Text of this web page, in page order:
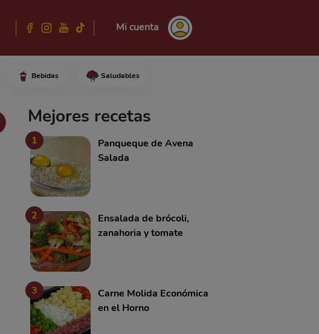
Mi cuenta
Bebidas Saludables
atraviesa cada mitad con 8
Mejores recetas
1
Panqueque de Avena
Salada
2
Ensalada de brócoli,
zanahoria y tomate
3
Carne Molida Económica
en el Horno